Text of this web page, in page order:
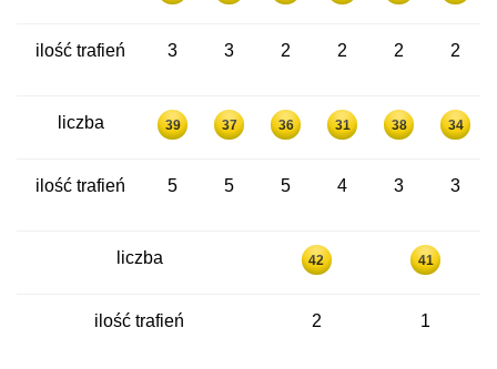
ilość trafień 3 3 2 2 2 2
liczba 39 37 36 31 38 34
ilość trafień 5 5 5 4 3 3
liczba 42 41
ilość trafień 2 1